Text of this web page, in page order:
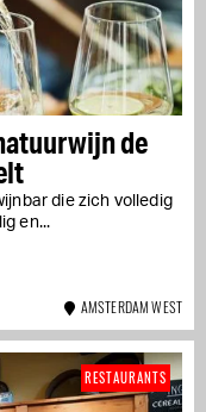
de
die zich volledig
en...
AMSTERDAM WEST
RESTAURANTS